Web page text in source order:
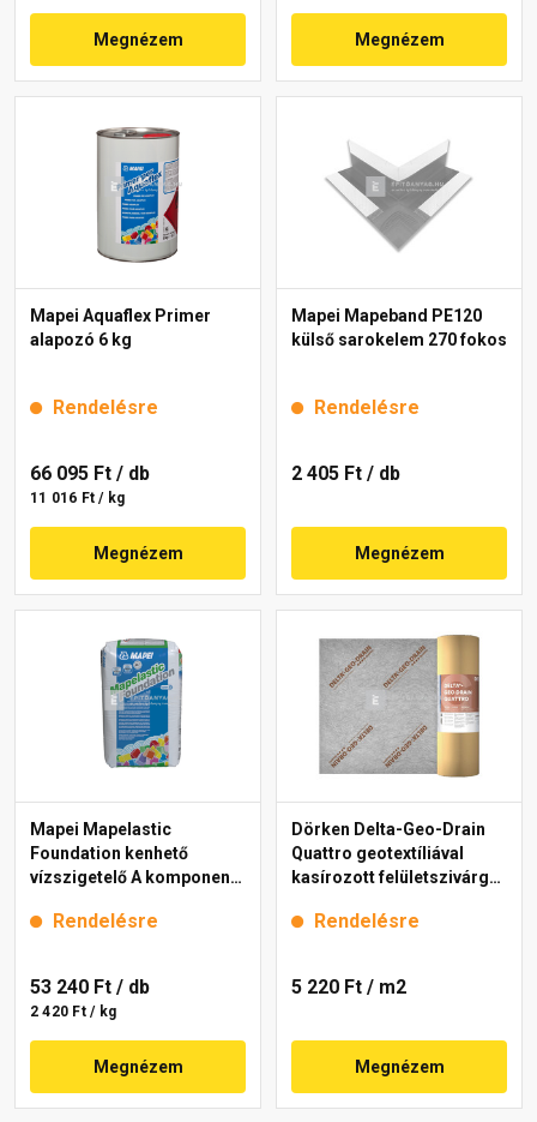
Megnézem Megnézem
Mapei Aquaflex Primer
alapozó 6 kg
Rendelésre
66 095 Ft / db
11 016 Ft / kg
Megnézem
Mapei Mapeband PE120
külső sarokelem 270 fokos
Rendelésre
2 405 Ft / db
Megnézem
Mapei Mapelastic
Foundation kenhető
vízszigetelő A komponens
Rendelésre
53 240 Ft / db
2 420 Ft / kg
Megnézem
Dörken Delta-Geo-Drain
Quattro geotextíliával
kasírozott felületszivárgó
Rendelésre
5 220 Ft / m2
Megnézem